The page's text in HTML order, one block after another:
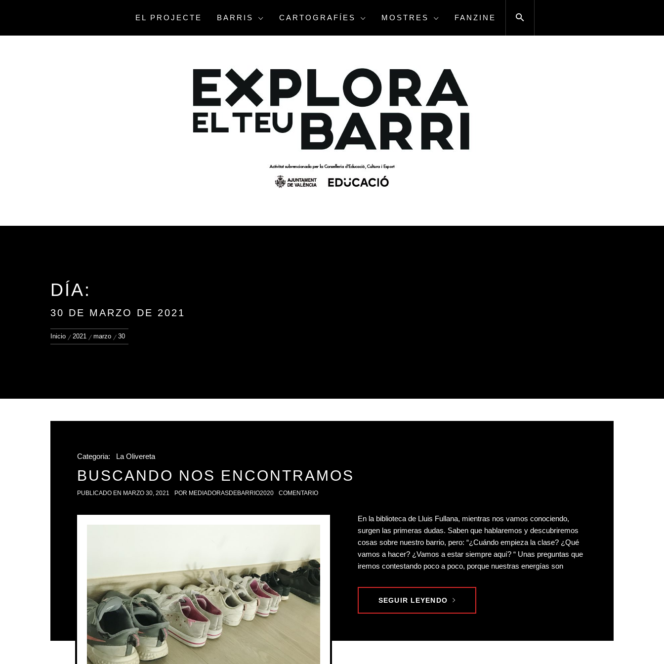
EL PROJECTE BARRIS CARTOGRAFÍES MOSTRES FANZINE
DÍA:
30 DE MARZO DE 2021
Inicio 2021 marzo 30
Categoria: La Olivereta
BUSCANDO NOS ENCONTRAMOS
PUBLICADO EN MARZO 30, 2021 POR MEDIADORASDEBARRIO2020 COMENTARIO
En la biblioteca de Lluis Fullana, mientras nos vamos conociendo,
surgen las primeras dudas. Saben que hablaremos y descubriremos
cosas sobre nuestro barrio, pero: “¿Cuándo empieza la clase? ¿Qué
vamos a hacer? ¿Vamos a estar siempre aquí? “ Unas preguntas que
iremos contestando poco a poco, porque nuestras energías son
SEGUIR LEYENDO